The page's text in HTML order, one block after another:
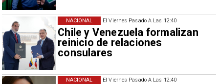
El Viernes Pasado A Las 12:40
Chile y Venezuela formalizan
reinicio de relaciones
consulares
NACIONAL
El Viernes Pasado A Las 12:40
NACIONAL